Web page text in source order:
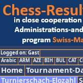
Logged on: Gast
Arabic ARM AZE BIH BUL CAT
Home Tournament-
Turnierschach-Elozahl